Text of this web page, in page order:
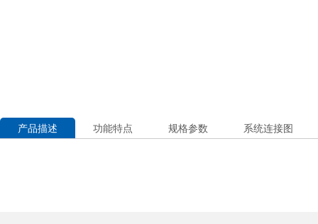
产品描述 功能特点 规格参数 系统连接图